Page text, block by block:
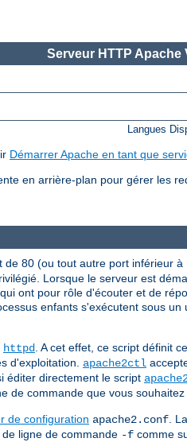
Serveur HTTP Apache
Langues
Démarrer Apache en tant que
en arrière-plan pour gérer les
80 (ou tout autre port inférieur
Lorsque le serveur est
qui ont pour rôle d'écouter et de
enfants s'exécutent sous
httpd . A cet effet, ce script définit
d'exploitation. apache2ctl
éditer directement le script
de commande que vous souhaitez
de configuration apache2.conf .
ligne de commande -f comme